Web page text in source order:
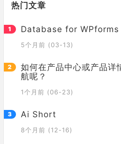
热门文章
Database for
5个月前 (03-13)
如何在产品中心或产品详
航呢？
1个月前 (06-23)
Ai Short
8个月前 (12-16)